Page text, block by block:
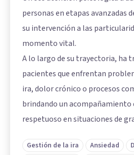
personas en etapas avanzadas
su intervención a las
momento vital.
A lo largo de su trayectoria, ha
pacientes que enfrentan
ira, dolor crónico o procesos
brindando un acompañamiento
respetuoso en situaciones de
Gestión de la ira Ansiedad